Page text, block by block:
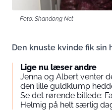
Foto: Shandong Net
Den knuste kvinde fik sin
Lige nu læser andre
Jenna og Albert venter
den lille guldklump
Se det rørende billede:
Helmig på helt særlig